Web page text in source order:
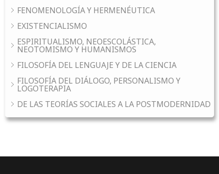
FENOMENOLOGÍA Y HERMENÉUTICA
EXISTENCIALISMO
ESPIRITUALISMO, NEOESCOLÁSTICA,
NEOTOMISMO Y HUMANISMOS
FILOSOFÍA DEL LENGUAJE Y DE LA CIENCIA
FILOSOFÍA DEL DIÁLOGO, PERSONALISMO Y
LOGOTERAPIA
DE LAS TEORÍAS SOCIALES A LA POSTMODERNIDAD